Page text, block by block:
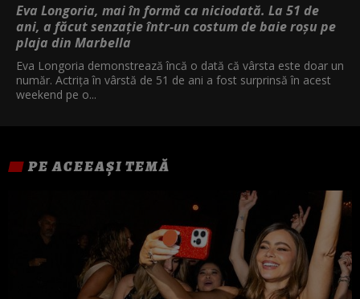
Eva Longoria, mai în formă ca niciodată. La 51 de
ani, a făcut senzație într-un costum de baie roșu pe
plaja din Marbella
Eva Longoria demonstrează încă o dată că vârsta este doar un
număr. Actrița în vârstă de 51 de ani a fost surprinsă în acest
weekend pe o...
PE ACEEAȘI TEMĂ